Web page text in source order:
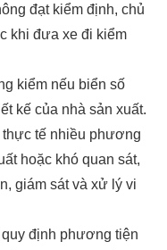
đạt kiểm định, chủ
khi đưa xe đi kiểm
kiểm nếu biển số
kế của nhà sản xuất.
tế nhiều phương
hoặc khó quan sát,
giám sát và xử lý vi
định phương tiện